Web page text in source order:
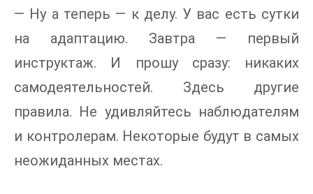
— Ну а теперь — к делу. У вас есть сутки
на адаптацию. Завтра — первый
инструктаж. И прошу сразу: никаких
самодеятельностей. Здесь другие
правила. Не удивляйтесь наблюдателям
и контролерам. Некоторые будут в самых
неожиданных местах.